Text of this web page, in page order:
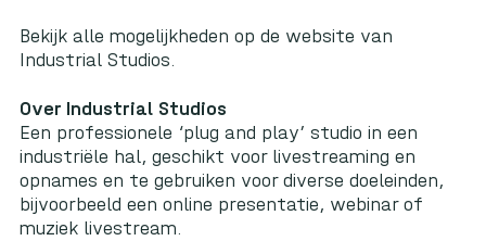
Bekijk alle mogelijkheden op de website van
Industrial Studios.
Over Industrial Studios
Een professionele ‘plug and play’ studio in een
industriële hal, geschikt voor livestreaming en
opnames en te gebruiken voor diverse doeleinden,
bijvoorbeeld een online presentatie, webinar of
muziek livestream.